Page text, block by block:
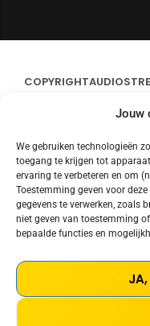
Jouw
We gebruiken technologieën
toegang te krijgen tot
ervaring te verbeteren en om
Toestemming geven voor
gegevens te verwerken, zoals
niet geven van toestemming
bepaalde functies en
JA,
COPYRIGHT
CONTACT
STREAMS
COOKIE POLICY (EU)